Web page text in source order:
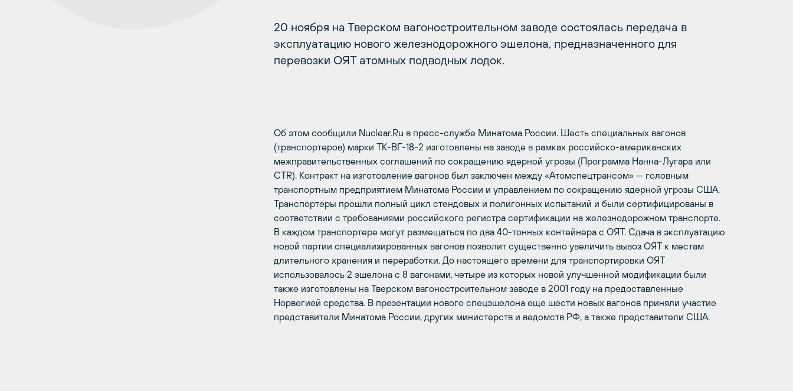
20 ноября на Тверском вагоностроительном заводе состоялась передача в
эксплуатацию нового железнодорожного эшелона, предназначенного для
перевозки ОЯТ атомных подводных лодок.
Об этом сообщили Nuclear.Ru в пресс-службе Минатома России. Шесть специальных вагонов
(транспортеров) марки ТК-ВГ-18-2 изготовлены на заводе в рамках российско-американских
межправительственных соглашений по сокращению ядерной угрозы (Программа Нанна-Лугара или
CTR). Контракт на изготовление вагонов был заключен между «Атомспецтрансом» — головным
транспортным предприятием Минатома России и управлением по сокращению ядерной угрозы США.
Транспортеры прошли полный цикл стендовых и полигонных испытаний и были сертифицированы в
соответствии с требованиями российского регистра сертификации на железнодорожном транспорте.
В каждом транспортере могут размещаться по два 40-тонных контейнера с ОЯТ. Сдача в эксплуатацию
новой партии специализированных вагонов позволит существенно увеличить вывоз ОЯТ к местам
длительного хранения и переработки. До настоящего времени для транспортировки ОЯТ
использовалось 2 эшелона с 8 вагонами, четыре из которых новой улучшенной модификации были
также изготовлены на Тверском вагоностроительном заводе в 2001 году на предоставленные
Норвегией средства. В презентации нового спецэшелона еще шести новых вагонов приняли участие
представители Минатома России, других министерств и ведомств РФ, а также представители США.